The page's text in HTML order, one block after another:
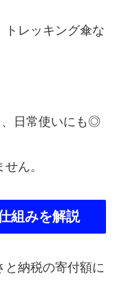
トレッキング傘な
、日常使いにも◎
ん。
組みを解説
と納税の寄付額に